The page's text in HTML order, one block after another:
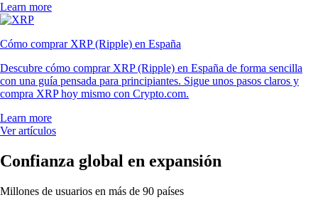
Learn more
Cómo comprar XRP (Ripple) en España
Descubre cómo comprar XRP (Ripple) en España de forma sencilla
con una guía pensada para principiantes. Sigue unos pasos claros y
compra XRP hoy mismo con Crypto.com.
Learn more
Ver artículos
Confianza global en expansión
Millones de usuarios en más de 90 países